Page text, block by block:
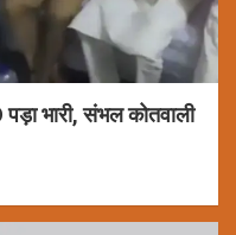
पड़ा भारी, संभल कोतवाली